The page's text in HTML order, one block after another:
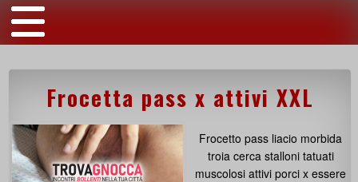
Frocetta pass x attivi XXL
Frocetto pass liacio morbida
troia cerca stalloni tatuati
muscolosi attivi porci x essere